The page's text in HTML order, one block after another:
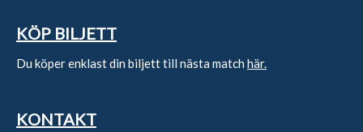
KÖP BILJETT
Du köper enklast din biljett till nästa match här.
KONTAKT